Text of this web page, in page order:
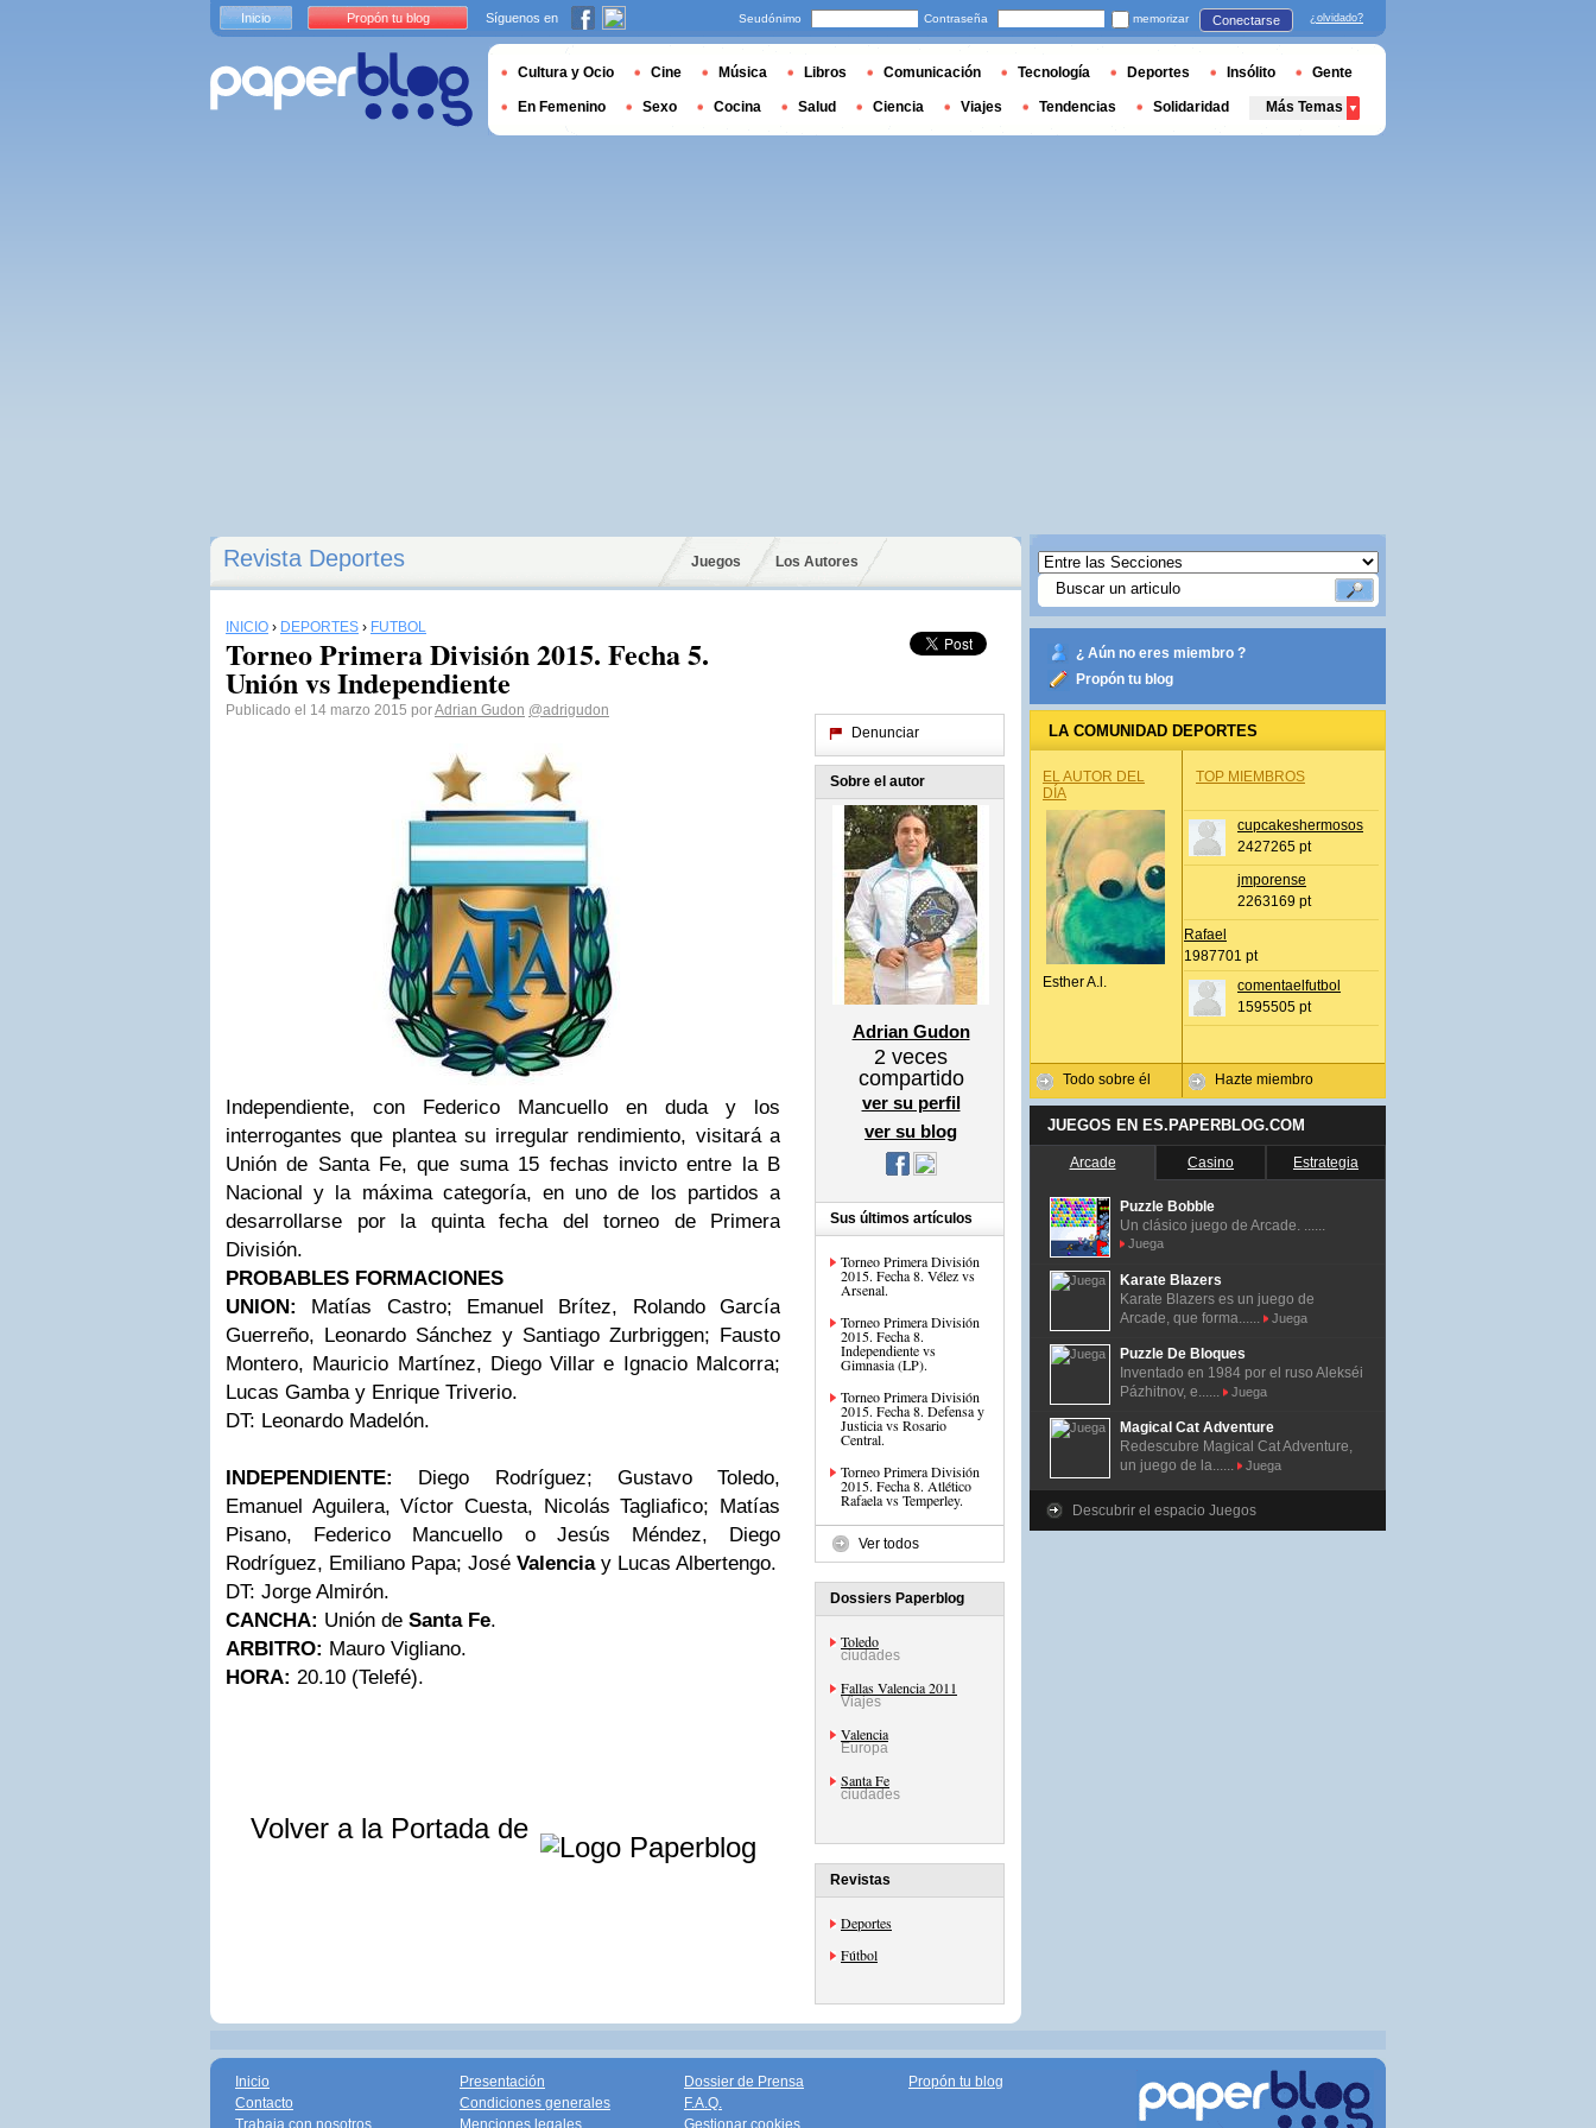
Revista Deportes Juegos Los Autores
INICIO › DEPORTES › FÚTBOL
Torneo Primera División 2015. Fecha 5.
Unión vs Independiente
Publicado el 14 marzo 2015 porAdrian Gudon @adrigudon
Independiente, con Federico Mancuello en duda y los
interrogantes que plantea su irregular rendimiento, visitará a
Unión de Santa Fe, que suma 15 fechas invicto entre la B
Nacional y la máxima categoría, en uno de los partidos a
desarrollarse por la quinta fecha del torneo de Primera
División.
PROBABLES FORMACIONES
UNION:
Matías Castro; Emanuel Brítez, Rolando García
Guerreño, Leonardo Sánchez y Santiago Zurbriggen; Fausto
Montero, Mauricio Martínez, Diego Villar e Ignacio Malcorra;
Lucas Gamba y Enrique Triverio.
DT: Leonardo Madelón.
INDEPENDIENTE:
Diego Rodríguez; Gustavo Toledo,
Emanuel Aguilera, Víctor Cuesta, Nicolás Tagliafico; Matías
Pisano, Federico Mancuello o Jesús Méndez, Diego
Rodríguez, Emiliano Papa; José Valenciay Lucas Albertengo.
DT: Jorge Almirón.
CANCHA: Unión de Santa Fe.
ARBITRO: Mauro Vigliano.
HORA: 20.10 (Telefé).
Volver a la Portada de
Denunciar
Sobre el autor
Adrian Gudon
2 veces
compartido
ver su perfil
ver su blog
Sus últimos artículos
Torneo Primera División
2015. Fecha 8. Vélez vs
Arsenal.
Torneo Primera División
2015. Fecha 8.
Independiente vs
Gimnasia (LP).
Torneo Primera División
2015. Fecha 8. Defensa y
Justicia vs Rosario
Central.
Torneo Primera División
2015. Fecha 8. Atlético
Rafaela vs Temperley.
Ver todos
Dossiers Paperblog
Toledo
ciudades
Fallas Valencia 2011
Viajes
Valencia
Europa
Santa Fe
ciudades
Revistas
Deportes
Fútbol
¿ Aún no eres miembro ?
Propón tu blog
LA COMUNIDAD DEPORTES
EL AUTOR DEL
DÍA
Esther A.l.
Todo sobre él
TOP MIEMBROS
cupcakeshermosos
2427265 pt
jmporense
2263169 pt
Rafael
1987701 pt
comentaelfutbol
1595505 pt
Hazte miembro
JUEGOS EN ES.PAPERBLOG.COM
Arcade Casino Estrategia
Puzzle Bobble
Un clásico juego de Arcade. ......
Juega
Karate Blazers
Karate Blazers es un juego de
Arcade, que forma......
Juega
Puzzle De Bloques
Inventado en 1984 por el ruso Alekséi
Pázhitnov, e......
Juega
Magical Cat Adventure
Redescubre Magical Cat Adventure,
un juego de la......
Juega
Descubrir el espacio Juegos
Inicio Propón tu blog Síguenos en Seudónimo Contraseña memorizar Conectarse ¿olvidado?
Cultura y Ocio Cine Música Libros Comunicación Tecnología Deportes Insólito Gente
En Femenino Sexo Cocina Salud Ciencia Viajes Tendencias Solidaridad Más Temas
Inicio
Contacto
Trabaja con nosotros
Presentación
Condiciones generales
Menciones legales
Dossier de Prensa
F.A.Q.
Gestionar cookies
Propón tu blog